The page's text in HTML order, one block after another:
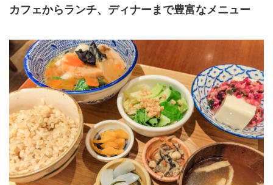
カフェからランチ、ディナーまで豊富なメニュー